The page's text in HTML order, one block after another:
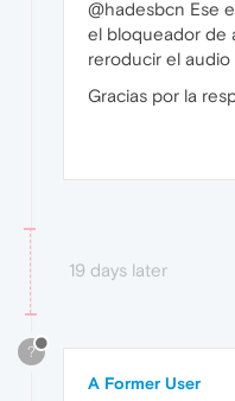
@hadesbcn Ese
el bloqueador de
reroducir el audio
Gracias por la
19 days later
?
A Former User